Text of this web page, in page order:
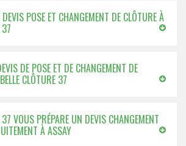
POSE ET CHANGEMENT DE CLÔTURE À
37
DE POSE ET DE CHANGEMENT DE
CLÔTURE 37
37 VOUS PRÉPARE UN DEVIS CHANGEMENT
À ASSAY